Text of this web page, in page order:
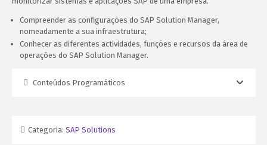
Compreender as configurações do SAP Solution Manager,
nomeadamente a sua infraestrutura;
Conhecer as diferentes actividades, funções e recursos da área de
operações do SAP Solution Manager.
Conteúdos Programáticos
Categoria: SAP Solutions